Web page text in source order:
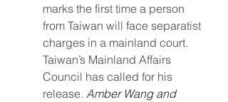
marks the first time a person
from Taiwan will face separatist
charges in a mainland court.
Taiwan’s Mainland Affairs
Council has called for his
release. Amber Wang and